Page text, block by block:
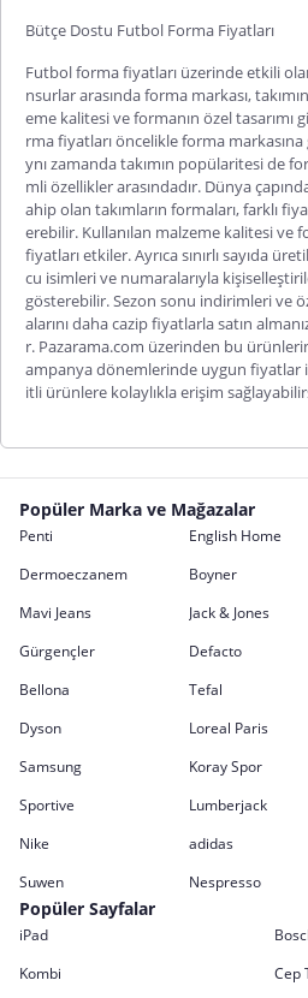
Bütçe Dostu Futbol Forma Fiyatları
Futbol forma fiyatları üzerinde etkili
nsurlar arasında forma markası,
eme kalitesi ve formanın özel tasarımı
rma fiyatları öncelikle forma
ynı zamanda takımın popülaritesi de
mli özellikler arasındadır. Dünya
ahip olan takımların formaları, farklı
erebilir. Kullanılan malzeme kalitesi ve
fiyatları etkiler. Ayrıca sınırlı sayıda
cu isimleri ve numaralarıyla
gösterebilir. Sezon sonu indirimleri ve
alarını daha cazip fiyatlarla satın
r. Pazarama.com üzerinden bu
ampanya dönemlerinde uygun fiyatlar
itli ürünlere kolaylıkla erişim
Popüler Marka ve Mağazalar
Penti English Home
Dermoeczanem
Boyner
Mavi Jeans
Jack & Jones
Gürgençler
Defacto
Bellona
Tefal
Dyson
Loreal Paris
Samsung
Koray Spor
Sportive
Lumberjack
Nike
adidas
Suwen
Nespresso
Popüler Sayfalar
iPad
Kombi
Cep